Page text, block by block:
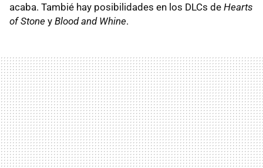
acaba. Tambié hay posibilidades en los DLCs de Hearts
of Stone y Blood and Whine.